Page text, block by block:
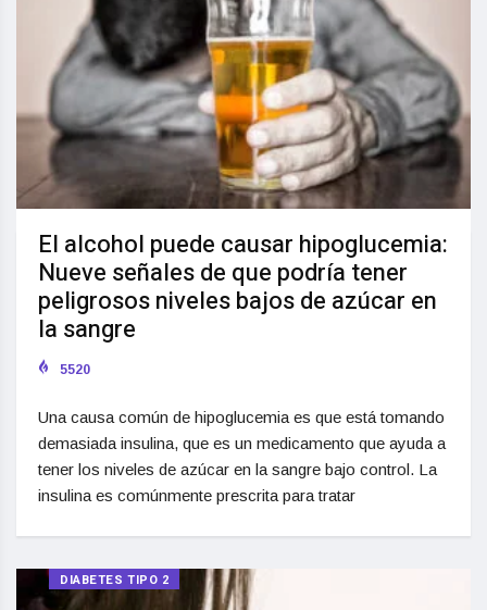
El alcohol puede causar hipoglucemia:
Nueve señales de que podría tener
peligrosos niveles bajos de azúcar en
la sangre
5520
Una causa común de hipoglucemia es que está tomando
demasiada insulina, que es un medicamento que ayuda a
tener los niveles de azúcar en la sangre bajo control. La
insulina es comúnmente prescrita para tratar
DIABETES TIPO 2